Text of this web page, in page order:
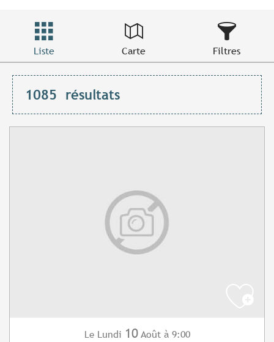
Liste Carte Filtres
1085 résultats
Le Lundi 10 Août à 9:00